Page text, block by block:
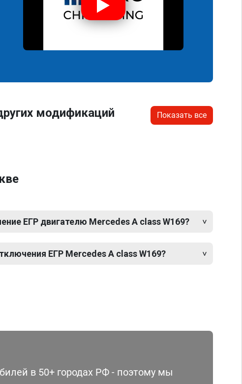
модификаций
Показать все
ЕГР двигателю Mercedes A class W169?
ЕГР Mercedes A class W169?
в 50+ городах РФ - поэтому мы